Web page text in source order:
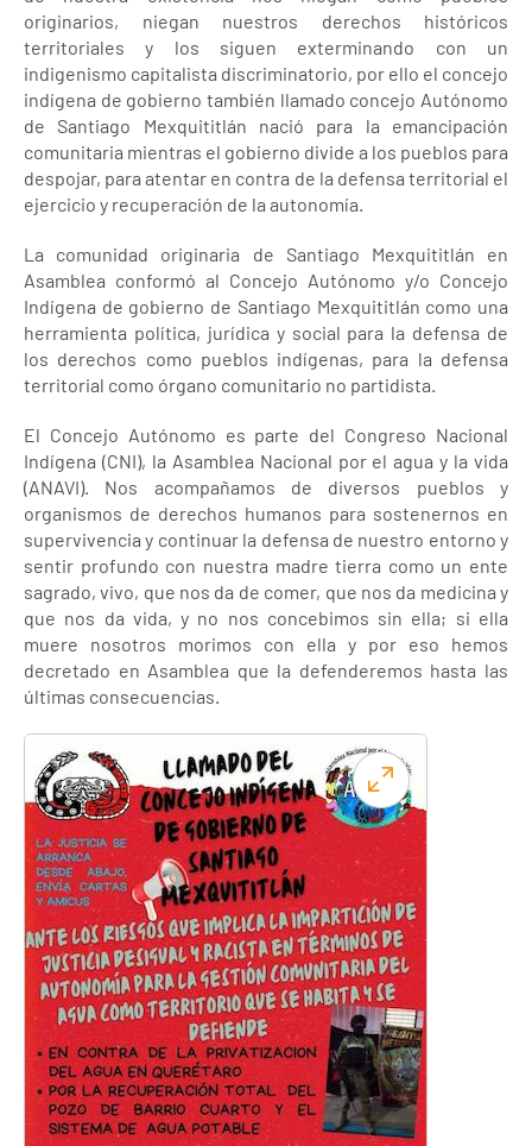
originarios, niegan nuestros derechos históricos
territoriales y los siguen exterminando con un
indigenismo capitalista discriminatorio, por ello el concejo
indígena de gobierno también llamado concejo Autónomo
de Santiago Mexquititlán nació para la emancipación
comunitaria mientras el gobierno divide a los pueblos para
despojar, para atentar en contra de la defensa territorial el
ejercicio y recuperación de la autonomía.
La comunidad originaria de Santiago Mexquititlán en
Asamblea conformó al Concejo Autónomo y/o Concejo
Indígena de gobierno de Santiago Mexquititlán como una
herramienta política, jurídica y social para la defensa de
los derechos como pueblos indígenas, para la defensa
territorial como órgano comunitario no partidista.
El Concejo Autónomo es parte del Congreso Nacional
Indígena (CNI), la Asamblea Nacional por el agua y la vida
(ANAVI). Nos acompañamos de diversos pueblos y
organismos de derechos humanos para sostenernos en
supervivencia y continuar la defensa de nuestro entorno y
sentir profundo con nuestra madre tierra como un ente
sagrado, vivo, que nos da de comer, que nos da medicina y
que nos da vida, y no nos concebimos sin ella; si ella
muere nosotros morimos con ella y por eso hemos
decretado en Asamblea que la defenderemos hasta las
últimas consecuencias.